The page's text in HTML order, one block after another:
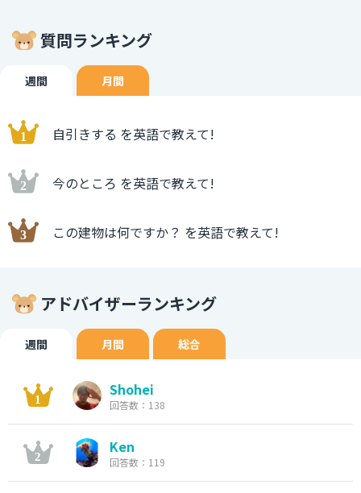
質問ランキング
週間 月間
自引きする を英語で教えて!
今のところ を英語で教えて!
この建物は何ですか？ を英語で教えて!
アドバイザーランキング
週間 月間 総合
Shohei
回答数：138
Ken
回答数：119